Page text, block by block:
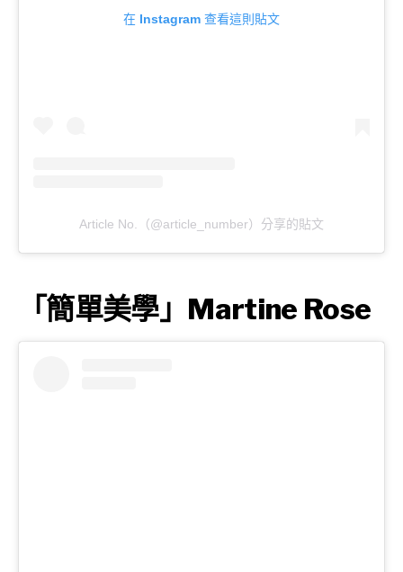
在 Instagram 查看這則貼文
Article No.（@article_number）分享的貼文
「簡單美學」Martine Rose